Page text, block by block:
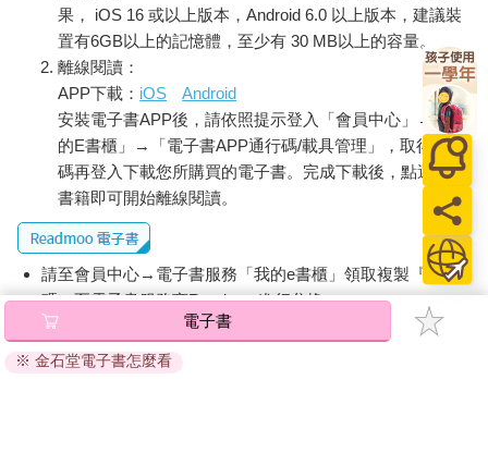
說，他在接下來的人生裡，會為了得到眾人的讚美而做出許多努
力，這時就算全世界的人都讚美他，我仍會露出不高興的臉，甚
至羞辱他。因為那些讚美都是膚淺的，我才不會和那些人一樣。
不過，最後我一定會褒美他，這就是所謂最棒的讚美別人的角
色，我會大聲地讚美他，聲音大到彷彿能貫穿天庭，等到那時，
他就會慶幸自己一路走來努力不懈，會感謝神讓自己活著。我為
了成為最後那個大聲讚美他的聲音，無論如何也要活到一百零九
歲、不，即使是一百零八歲也好。我之前一直擔心自己能不能活
到那個歲數，但最近我漸漸覺得這個想法很愚蠢。想要讚美孩子
的時候卻反而必須責罵他，跟想生氣的時候必須忍住不要動怒，
一樣都是令人痛苦的事。這麼痛苦的事，除了父親以外，不會有
人願意代替我做，這就是所謂的溺愛吧，這是為人父母的欲望。
爸爸為了能讓雷爾提斯順利長大成人、出人頭地，所以這麼痛苦
的事也願意做，但最近總是覺得好寂寞啊。不，從今以後爸爸還
是會繼續對你們說教的，就像剛才，對雷爾提斯耳提面命了那麼
多小事。但是說完之後，爸爸會突然覺得不安。也就是說，我漸
果， iOS 16 或以上版本，Android 6.0 以上版本，建議裝
置有6GB以上的記憶體，至少有 30 MB以上的容量。
離線閱讀：
APP下載： iOS
Android
安裝電子書APP後，請依照提示登入「會員中心」→「我
的E書櫃」→「電子書APP通行碼/載具管理」，取得通行
碼再登入下載您所購買的電子書。完成下載後，點選任一
書籍即可開始離線閱讀。
請至會員中心→電子書服務「我的e書櫃」領取複製『兌換
碼』至電子書服務商Readmoo進行兌換。
退換貨須知：
因版權保護，您在金石堂所購買的電子書僅能以金石堂專屬
電子書
※ 金石堂電子書怎麼看